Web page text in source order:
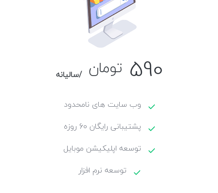
590 تومان /سالیانه
وب سایت های نامحدود
پشتیبانی رایگان 60 روزه
توسعه اپلیکیشن موبایل
توسعه نرم افزار